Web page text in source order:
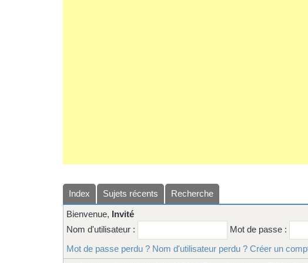
Index Sujets récents Recherche
Bienvenue, Invité
Nom d'utilisateur :
Mot de passe :
Mot de passe perdu ? Nom d'utilisateur perdu ? Créer un